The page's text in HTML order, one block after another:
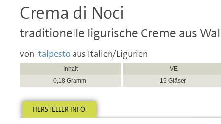
Crema di Noci
traditionelle ligurische Creme aus
von Italpesto aus Italien/Ligurien
Inhalt
VE
0,18 Gramm
15 Gläser
HERSTELLER INFO